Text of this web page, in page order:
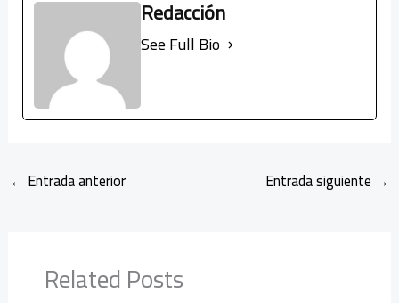
Redacción
See Full Bio
← Entrada anterior Entrada siguiente →
Related Posts